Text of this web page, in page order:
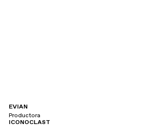
EVIAN
Productora
ICONOCLAST